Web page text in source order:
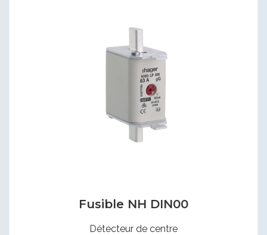
Fusible NH DIN00
Détecteur de centre